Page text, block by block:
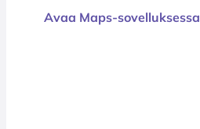
Avaa Maps-sovelluksessa